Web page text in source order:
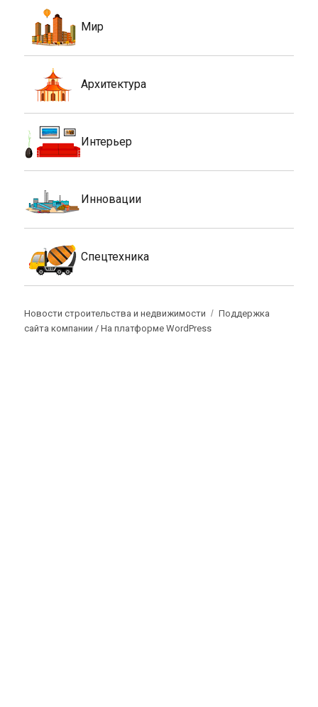
Мир
Архитектура
Интерьер
Инновации
Спецтехника
Новости строительства и недвижимости
Поддержка
сайта компании /На платформе WordPress